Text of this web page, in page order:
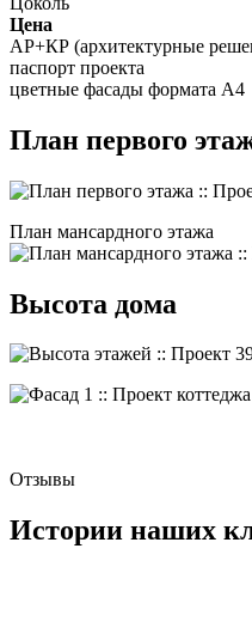
Цена
АР+КР (архитектурные
паспорт проекта
цветные фасады формата А4
План первого
План мансардного этажа
Высота дома
Отзывы
Истории наших